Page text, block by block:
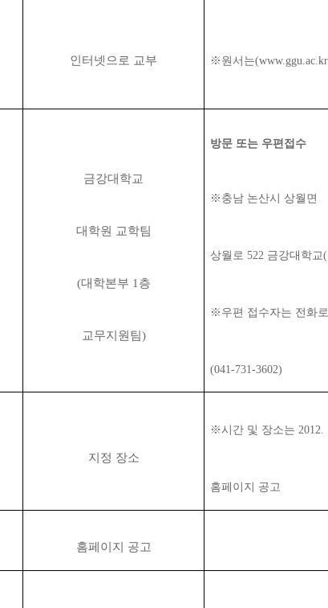
인터넷으로 교부 ※원서는
금강대학교
대학원 교학팀
(대학본부 1층
교무지원팀)
방문 또는 우편접수
※ 충남 논산시 상월면
상월로 522 금강대학교
※우편 접수자는 전화
(041-731-3602)
지정 장소
※시간 및 장소는 2012.
홈페이지 공고
홈페이지 공고